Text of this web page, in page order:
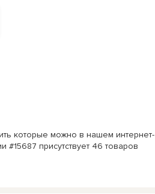
которые можно в нашем интернет-
присутствует 46 товаров